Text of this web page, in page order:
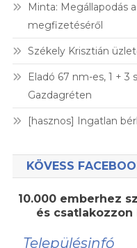
Minta: Megállapodás
megfizetéséről
Székely Krisztián
Eladó 67 nm-es, 1 + 3
Gazdagréten
[hasznos] Ingatlan
KÖVESS
10.000 emberhez
és csatlakozzon
Településinfó